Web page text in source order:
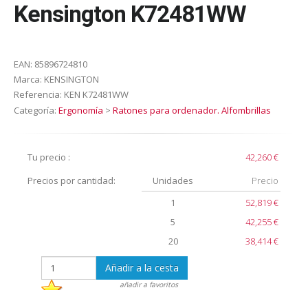
Kensington K72481WW
EAN: 85896724810
Marca: KENSINGTON
Referencia: KEN K72481WW
Categoría: Ergonomía > Ratones para ordenador. Alfombrillas
Tu precio :
42,260 €
Precios por cantidad:
Unidades
Precio
1
52,819 €
5
42,255 €
20
38,414 €
Añadir a la cesta
añadir a favoritos